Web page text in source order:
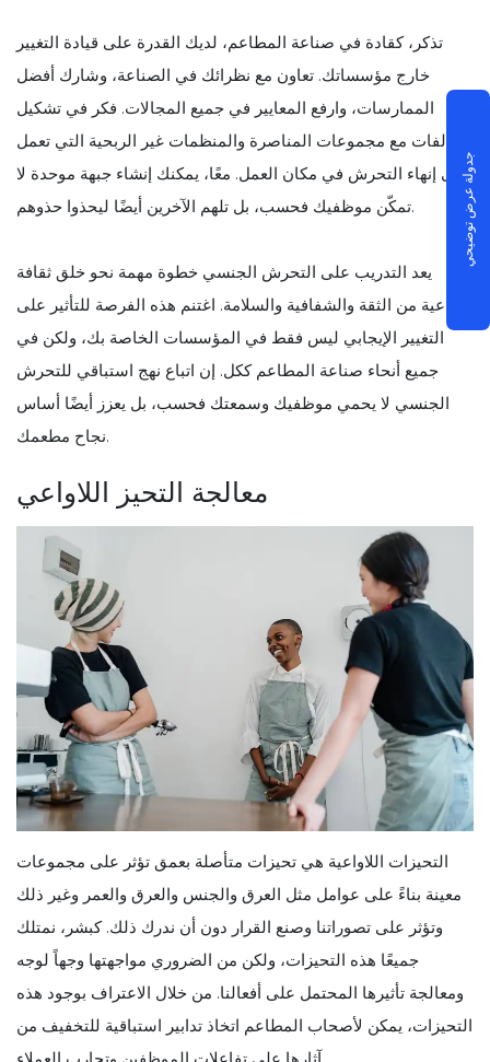
تذكر، كقادة في صناعة المطاعم، لديك القدرة على قيادة التغيير
خارج مؤسساتك. تعاون مع نظرائك في الصناعة، وشارك أفضل
الممارسات، وارفع المعايير في جميع المجالات. فكر في تشكيل
تحالفات مع مجموعات المناصرة والمنظمات غير الربحية التي تعمل
على إنهاء التحرش في مكان العمل. معًا، يمكنك إنشاء جبهة موحدة لا
تمكّن موظفيك فحسب، بل تلهم الآخرين أيضًا ليحذوا حذوهم.
يعد التدريب على التحرش الجنسي خطوة مهمة نحو خلق ثقافة
صناعية من الثقة والشفافية والسلامة. اغتنم هذه الفرصة للتأثير على
التغيير الإيجابي ليس فقط في المؤسسات الخاصة بك، ولكن في
جميع أنحاء صناعة المطاعم ككل. إن اتباع نهج استباقي للتحرش
الجنسي لا يحمي موظفيك وسمعتك فحسب، بل يعزز أيضًا أساس
نجاح مطعمك.
معالجة التحيز اللاواعي
التحيزات اللاواعية هي تحيزات متأصلة بعمق تؤثر على مجموعات
معينة بناءً على عوامل مثل العرق والجنس والعرق والعمر وغير ذلك
وتؤثر على تصوراتنا وصنع القرار دون أن ندرك ذلك. كبشر، نمتلك
جميعًا هذه التحيزات، ولكن من الضروري مواجهتها وجهاً لوجه
ومعالجة تأثيرها المحتمل على أفعالنا. من خلال الاعتراف بوجود هذه
التحيزات، يمكن لأصحاب المطاعم اتخاذ تدابير استباقية للتخفيف من
جدولة عرض توضيحي